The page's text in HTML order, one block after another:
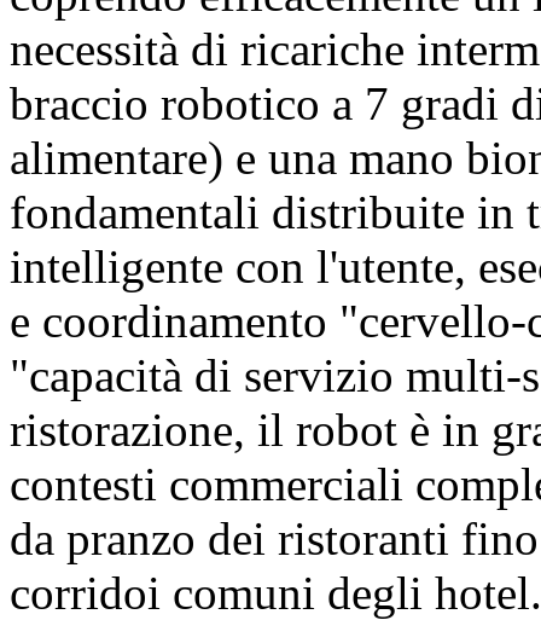
necessità di ricariche
braccio robotico a 7 gradi
alimentare) e una mano
fondamentali distribuite in
intelligente con l'utente,
e coordinamento
"capacità di servizio multi-
ristorazione, il robot è in
contesti commerciali
da pranzo dei ristoranti
corridoi comuni degli hotel.